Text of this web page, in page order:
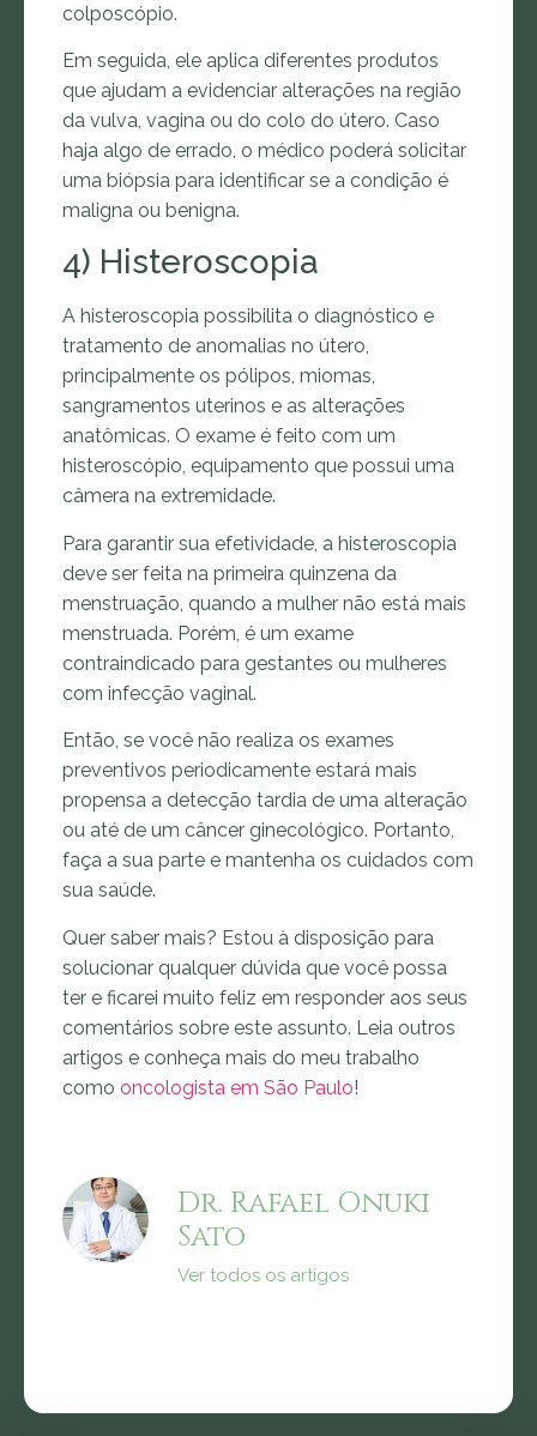
colposcópio.
Em seguida, ele aplica diferentes produtos
que ajudam a evidenciar alterações na região
da vulva, vagina ou do colo do útero. Caso
haja algo de errado, o médico poderá solicitar
uma biópsia para identificar se a condição é
maligna ou benigna.
4) Histeroscopia
A histeroscopia possibilita o diagnóstico e
tratamento de anomalias no útero,
principalmente os pólipos, miomas,
sangramentos uterinos e as alterações
anatômicas. O exame é feito com um
histeroscópio, equipamento que possui uma
câmera na extremidade.
Para garantir sua efetividade, a histeroscopia
deve ser feita na primeira quinzena da
menstruação, quando a mulher não está mais
menstruada. Porém, é um exame
contraindicado para gestantes ou mulheres
com infecção vaginal.
Então, se você não realiza os exames
preventivos periodicamente estará mais
propensa a detecção tardia de uma alteração
ou até de um câncer ginecológico. Portanto,
faça a sua parte e mantenha os cuidados com
sua saúde.
Quer saber mais? Estou à disposição para
solucionar qualquer dúvida que você possa
ter e ficarei muito feliz em responder aos seus
comentários sobre este assunto. Leia outros
artigos e conheça mais do meu trabalho
como oncologista em São Paulo!
Dr. Rafael Onuki
Sato
Ver todos os artigos